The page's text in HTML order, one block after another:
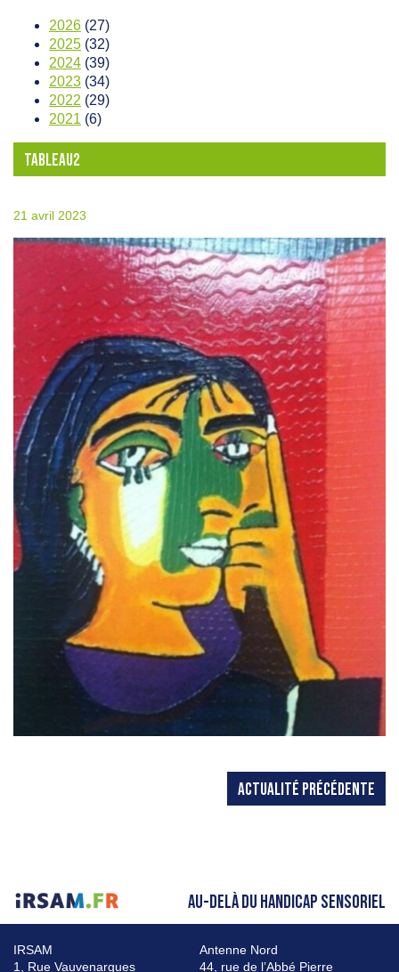
2026 (27)
2025 (32)
2024 (39)
2023 (34)
2022 (29)
2021 (6)
TABLEAU2
21 avril 2023
ACTUALITÉ PRÉCÉDENTE
AU-DELÀ DU HANDICAP SENSORIEL
IRSAM
1, Rue Vauvenargues
Antenne Nord
44, rue de l’Abbé Pierre